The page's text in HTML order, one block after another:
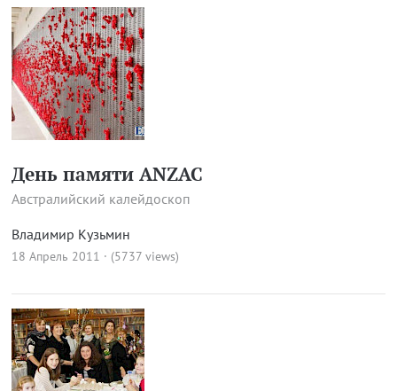
День памяти ANZAC
Австралийский калейдоскоп
Владимир Кузьмин
18 Апрель 2011 · (5737 views)